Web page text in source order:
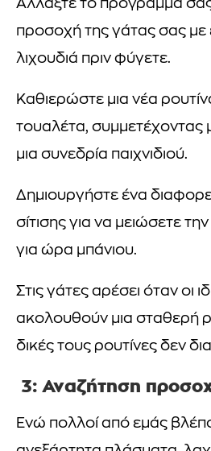
Αλλάξτε το πρόγραμμά
προσοχή της γάτας σας με
λιχουδιά πριν φύγετε.
Καθιερώστε μια νέα
τουαλέτα, συμμετέχοντας
μια συνεδρία παιχνιδιού.
Δημιουργήστε ένα
σίτισης για να μειώσετε
για ώρα μπάνιου.
Στις γάτες αρέσει όταν οι
ακολουθούν μια σταθερή
δικές τους ρουτίνες δεν
3: Αναζήτηση
Ενώ πολλοί από εμάς